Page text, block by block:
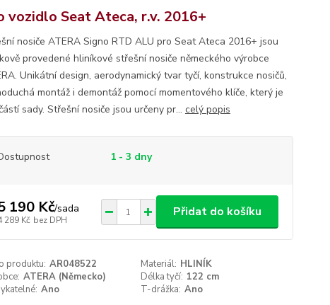
vozidlo Seat Ateca, r.v. 2016+
nosiče ATERA Signo RTD ALU pro Seat Ateca 2016+ jsou
provedené hliníkové střešní nosiče německého výrobce
Unikátní design, aerodynamický tvar tyčí, konstrukce nosičů,
montáž i demontáž pomocí momentového klíče, který je
sady. Střešní nosiče jsou určeny pr... celý popis
1 - 3 dny
190 Kč/sada
289 Kč bez DPH
Přidat do košíku
produktu: AR048522 Materiál: HLINÍK
ATERA (Německo) Délka tyčí: 122 cm
Ano T-drážka: Ano